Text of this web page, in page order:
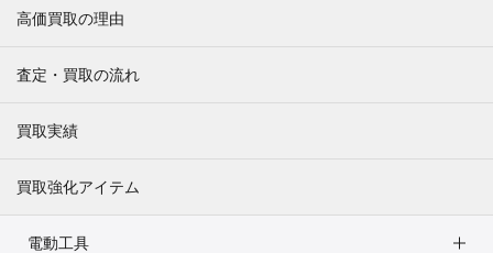
高価買取の理由
査定・買取の流れ
買取実績
買取強化アイテム
電動工具